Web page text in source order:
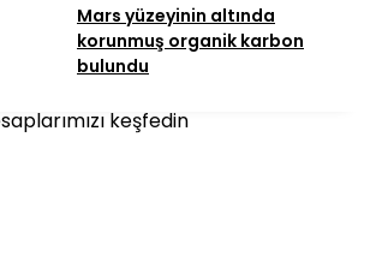
Mars yüzeyinin altında
korunmuş organik karbon
bulundu
keşfedin